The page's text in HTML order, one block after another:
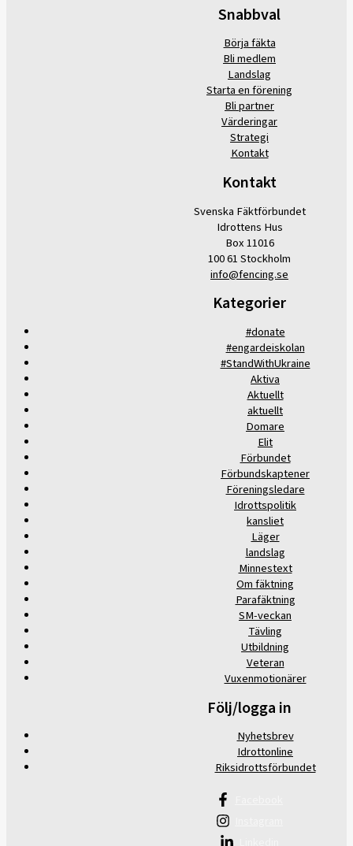
Snabbval
Börja fäkta
Bli medlem
Landslag
Starta en förening
Bli partner
Värderingar
Strategi
Kontakt
Kontakt
Svenska Fäktförbundet
Idrottens Hus
Box 11016
100 61 Stockholm
info@fencing.se
Kategorier
#donate
#engardeiskolan
#StandWithUkraine
Aktiva
Aktuellt
aktuellt
Domare
Elit
Förbundet
Förbundskaptener
Föreningsledare
Idrottspolitik
kansliet
Läger
landslag
Minnestext
Om fäktning
Parafäktning
SM-veckan
Tävling
Utbildning
Veteran
Vuxenmotionärer
Följ/logga in
Nyhetsbrev
Idrottonline
Riksidrottsförbundet